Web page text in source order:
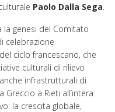
Paolo Dalla Sega.
la genesi del Comitato
celebrazione
ciclo francescano, che
culturali di rilievo
infrastrutturali di
a Rieti all’intera
la crescita globale,